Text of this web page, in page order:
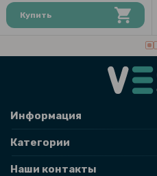
Купить
Информация
Категории
Наши контакты